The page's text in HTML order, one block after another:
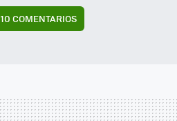
10 COMENTARIOS